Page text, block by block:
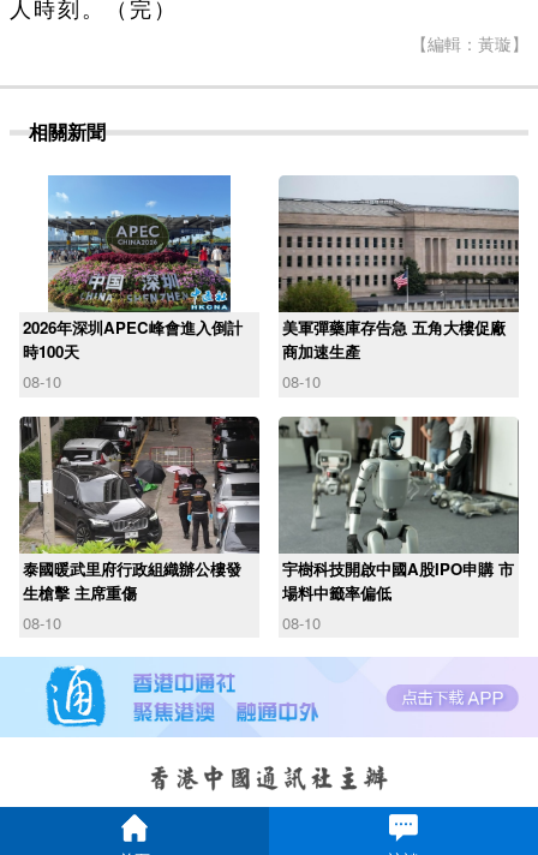
人時刻。（完）
【編輯：黃璇】
相關新聞
2026年深圳APEC峰會進入倒計
時100天
08-10
美軍彈藥庫存告急 五角大樓促廠
商加速生產
08-10
泰國暖武里府行政組織辦公樓發
生槍擊 主席重傷
08-10
宇樹科技開啟中國A股IPO申購 市
場料中籤率偏低
08-10